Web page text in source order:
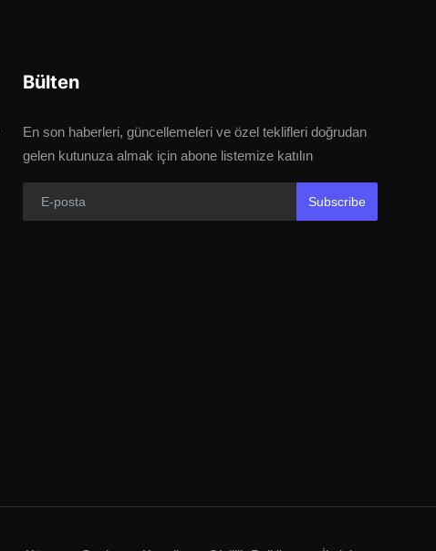
Bülten
En son haberleri, güncellemeleri ve özel teklifleri doğrudan
gelen kutunuza almak için abone listemize katılın
Subscribe